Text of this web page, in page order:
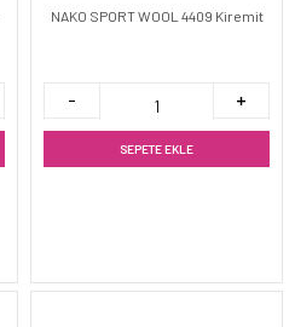
NAKO SPORT WOOL 4409 Kiremit
SEPETE EKLE